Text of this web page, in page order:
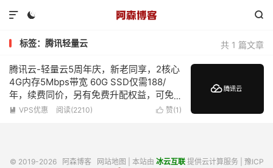
 

共 1 篇文章
标签：腾讯轻量云
腾讯云-轻量云5周年庆，新老同享，2核心
4G内存5Mbps带宽 60G SSD仅需188/
年，续费同价，另有免费升配权益，可免
费升级为4核心4G内存
 赞(1 )
 VPS优惠 阅读(2210)
© 2019-2026 阿森博客 网站地图 | 本站由 冰云互联提供云计算服务 | 豫ICP